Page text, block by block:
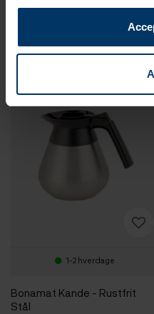
1-2 hverdage
Bonamat Kande - Rustfrit
Stål